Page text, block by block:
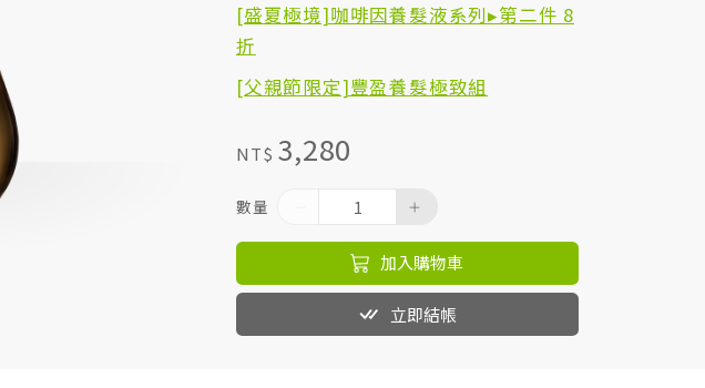
[盛夏極境]咖啡因養髮液系列▸第二件 8
折
[父親節限定]豐盈養髮極致組
NT$ 3,280
數量
加入購物車
立即結帳